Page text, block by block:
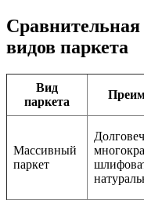
видов паркета
Вид
паркета
Массивный
паркет